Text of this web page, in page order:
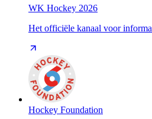
WK Hockey 2026
Het officiële kanaal voor
Hockey Foundation